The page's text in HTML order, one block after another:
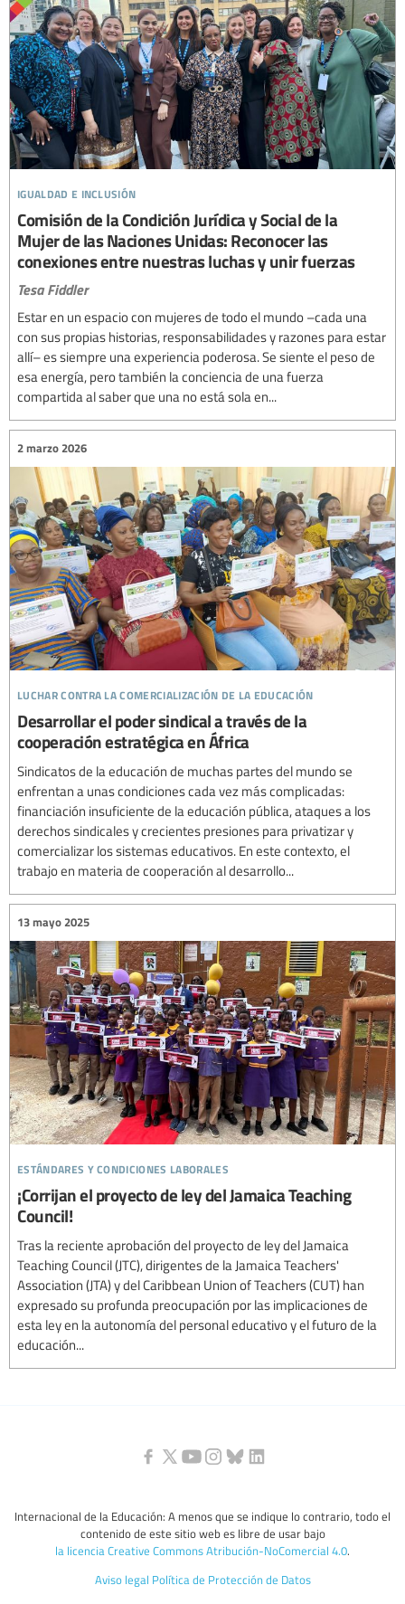
igualdad e inclusión
Comisión de la Condición Jurídica y Social de la
Mujer de las Naciones Unidas: Reconocer las
conexiones entre nuestras luchas y unir fuerzas
Tesa Fiddler
Estar en un espacio con mujeres de todo el mundo –cada una
con sus propias historias, responsabilidades y razones para estar
allí– es siempre una experiencia poderosa. Se siente el peso de
esa energía, pero también la conciencia de una fuerza
compartida al saber que una no está sola en...
luchar contra la comercialización de la educación
2 marzo 2026
Desarrollar el poder sindical a través de la
cooperación estratégica en África
Sindicatos de la educación de muchas partes del mundo se
enfrentan a unas condiciones cada vez más complicadas:
financiación insuficiente de la educación pública, ataques a los
derechos sindicales y crecientes presiones para privatizar y
comercializar los sistemas educativos. En este contexto, el
trabajo en materia de cooperación al desarrollo...
estándares y condiciones laborales
13 mayo 2025
¡Corrijan el proyecto de ley del Jamaica Teaching
Council!
Tras la reciente aprobación del proyecto de ley del Jamaica
Teaching Council (JTC), dirigentes de la Jamaica Teachers'
Association (JTA) y del Caribbean Union of Teachers (CUT) han
expresado su profunda preocupación por las implicaciones de
esta ley en la autonomía del personal educativo y el futuro de la
educación...
Internacional de la Educación: A menos que se indique lo contrario, todo el
contenido de este sitio web es libre de usar bajo
la licencia Creative Commons Atribución-NoComercial 4.0.
Aviso legal Política de Protección de Datos